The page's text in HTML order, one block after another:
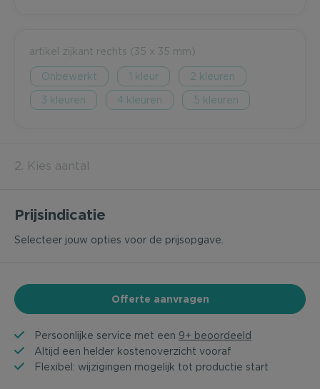
artikel zijkant rechts (35 x 35 mm)
Onbewerkt 1 2
3 4 5
2. Kies aantal
Prijsindicatie
Selecteer jouw opties voor de prijsopgave.
Offerte aanvragen
Persoonlijke service met een 9+ beoordeeld
Altijd een helder kostenoverzicht vooraf
Flexibel: wijzigingen mogelijk tot productie start